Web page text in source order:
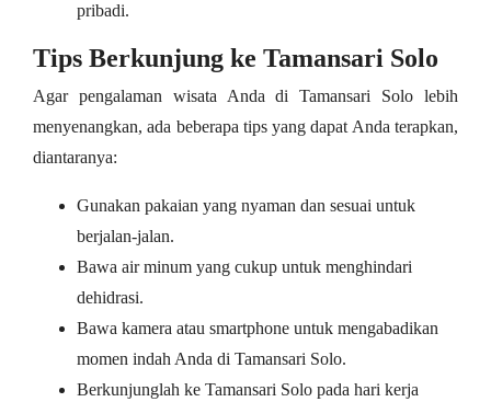
pribadi.
Tips Berkunjung ke Tamansari Solo
Agar pengalaman wisata Anda di Tamansari Solo lebih
menyenangkan, ada beberapa tips yang dapat Anda terapkan,
diantaranya:
Gunakan pakaian yang nyaman dan sesuai untuk
berjalan-jalan.
Bawa air minum yang cukup untuk menghindari
dehidrasi.
Bawa kamera atau smartphone untuk mengabadikan
momen indah Anda di Tamansari Solo.
Berkunjunglah ke Tamansari Solo pada hari kerja